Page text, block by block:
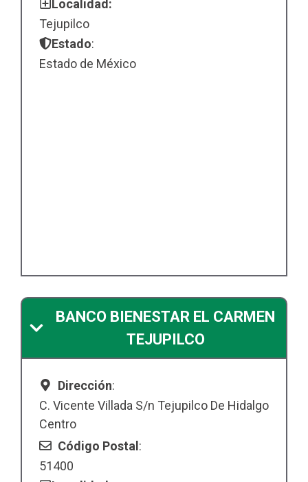
Localidad:
Tejupilco
Estado:
Estado de México
BANCO BIENESTAR EL CARMEN
TEJUPILCO
Dirección:
C. Vicente Villada S/n Tejupilco De Hidalgo
Centro
Código Postal:
51400